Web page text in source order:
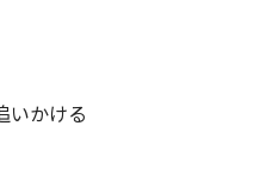
いかける